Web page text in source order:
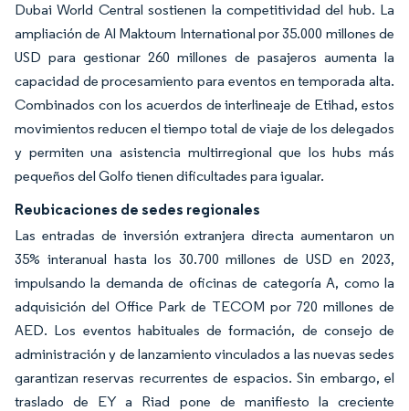
Dubai World Central sostienen la competitividad del hub. La
ampliación de Al Maktoum International por 35.000 millones de
USD para gestionar 260 millones de pasajeros aumenta la
capacidad de procesamiento para eventos en temporada alta.
Combinados con los acuerdos de interlineaje de Etihad, estos
movimientos reducen el tiempo total de viaje de los delegados
y permiten una asistencia multirregional que los hubs más
pequeños del Golfo tienen dificultades para igualar.
Reubicaciones de sedes regionales
Las entradas de inversión extranjera directa aumentaron un
35% interanual hasta los 30.700 millones de USD en 2023,
impulsando la demanda de oficinas de categoría A, como la
adquisición del Office Park de TECOM por 720 millones de
AED. Los eventos habituales de formación, de consejo de
administración y de lanzamiento vinculados a las nuevas sedes
garantizan reservas recurrentes de espacios. Sin embargo, el
traslado de EY a Riad pone de manifiesto la creciente